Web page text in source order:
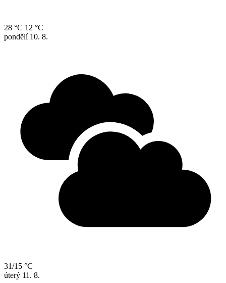
28 °C 12 °C
pondělí 10. 8.
31/15 °C
úterý 11. 8.